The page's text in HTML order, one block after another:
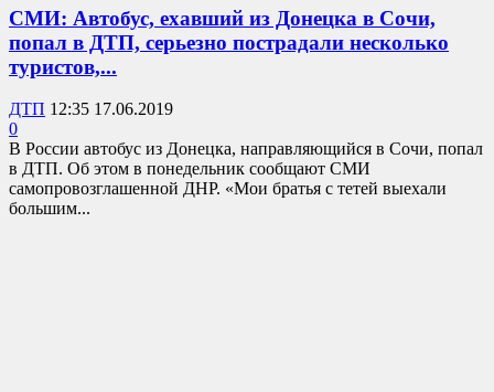
СМИ: Автобус, ехавший из Донецка в Сочи,
попал в ДТП, серьезно пострадали несколько
туристов,...
ДТП 12:35 17.06.2019
0
В России автобус из Донецка, направляющийся в Сочи, попал
в ДТП. Об этом в понедельник сообщают СМИ
самопровозглашенной ДНР. «Мои братья с тетей выехали
большим...